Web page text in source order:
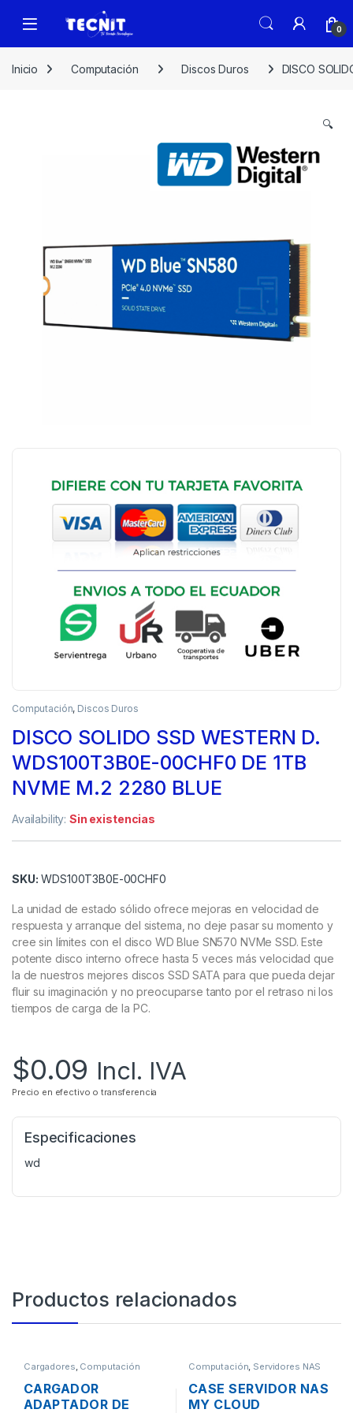
0
Inicio Computación Discos Duros DISCO
🔍
Computación, Discos Duros
DISCO SOLIDO SSD WESTERN D.
WDS100T3B0E-00CHF0 DE 1TB
NVME M.2 2280 BLUE
Availability:Sin existencias
SKU: WDS100T3B0E-00CHF0
La unidad de estado sólido ofrece mejoras en velocidad de
respuesta y arranque del sistema, no deje pasar su momento y
cree sin límites con el disco WD Blue SN570 NVMe SSD. Este
potente disco interno ofrece hasta 5 veces más velocidad que
la de nuestros mejores discos SSD SATA para que pueda dejar
fluir su imaginación y no preocuparse tanto por el retraso ni los
tiempos de carga de la PC.
$0.09 Incl. IVA
Precio en efectivo o transferencia
Especificaciones
wd
Productos relacionados
Cargadores Computación
CARGADOR
ADAPTADOR DE
Computación Servidores NAS
CASE SERVIDOR NAS
MY CLOUD